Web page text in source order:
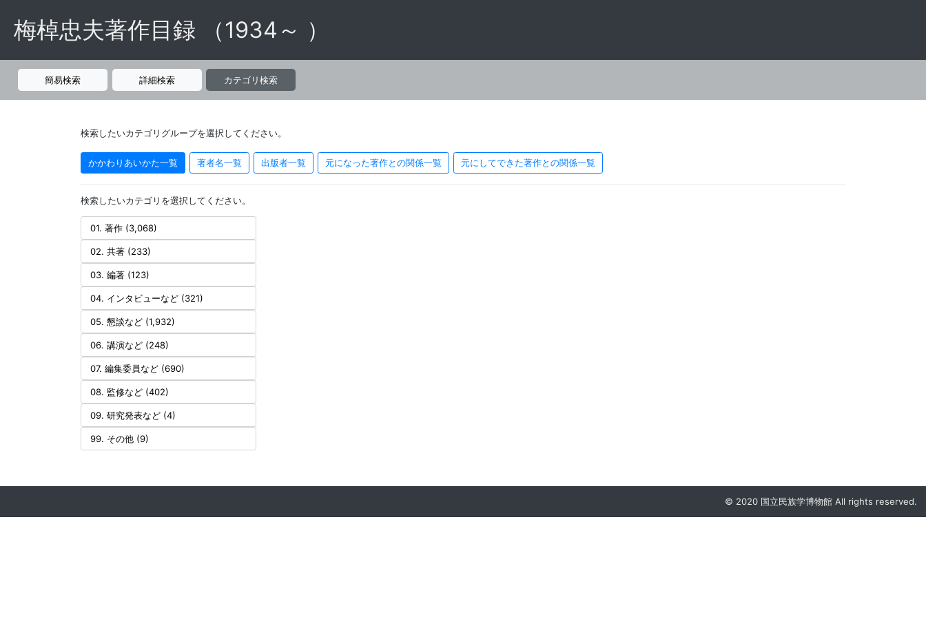
梅棹忠夫著作目録 （1934～ ）
簡易検索 詳細検索 カテゴリ検索
検索したいカテゴリグループを選択してください。
かかわりあいかた一覧 著者名一覧 出版者一覧 元になった著作との関係一覧 元にしてできた著作との関係一覧
検索したいカテゴリを選択してください。
01. 著作 (3,068)
02. 共著 (233)
03. 編著 (123)
04. インタビューなど (321)
05. 懇談など (1,932)
06. 講演など (248)
07. 編集委員など (690)
08. 監修など (402)
09. 研究発表など (4)
99. その他 (9)
© 2020 国立民族学博物館 All rights reserved.